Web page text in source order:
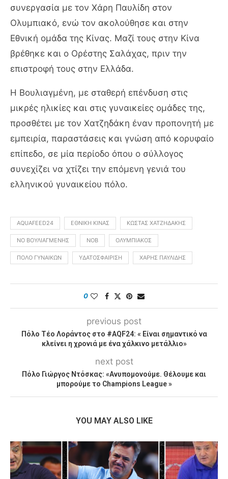
συνεργασία με τον Χάρη Παυλίδη στον
Ολυμπιακό, ενώ τον ακολούθησε και στην
Εθνική ομάδα της Κίνας. Μαζί τους στην Κίνα
βρέθηκε και ο Ορέστης Σαλάχας, πριν την
επιστροφή τους στην Ελλάδα.
Η Βουλιαγμένη, με σταθερή επένδυση στις
μικρές ηλικίες και στις γυναικείες ομάδες της,
προσθέτει με τον Χατζηδάκη έναν προπονητή με
εμπειρία, παραστάσεις και γνώση από κορυφαίο
επίπεδο, σε μία περίοδο όπου ο σύλλογος
συνεχίζει να χτίζει την επόμενη γενιά του
ελληνικού γυναικείου πόλο.
AQUAFEED24 ΕΘΝΙΚΉ ΚΊΝΑΣ ΚΏΣΤΑΣ ΧΑΤΖΗΔΆΚΗΣ
ΝΟ ΒΟΥΛΙΑΓΜΈΝΗΣ ΝΟΒ ΟΛΥΜΠΙΑΚΌΣ
ΠΌΛΟ ΓΥΝΑΙΚΏΝ ΥΔΑΤΟΣΦΑΊΡΙΣΗ ΧΆΡΗΣ ΠΑΥΛΊΔΗΣ
0
previous post
Πόλο Τέο Λοράντος στο #AQF24: « Είναι σημαντικό να
κλείνει η χρονιά με ένα χάλκινο μετάλλιο»
next post
Πόλο Γιώργος Ντόσκας: «Ανυπομονούμε. Θέλουμε και
μπορούμε το Champions League »
YOU MAY ALSO LIKE